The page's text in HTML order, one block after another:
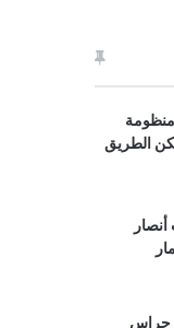
المغرب ضمن أفضل 100 منظومة
الطريق
حراس